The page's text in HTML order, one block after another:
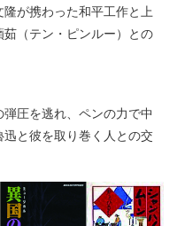
が携わった和平工作と上
（テン・ピンルー）との
圧を逃れ、ペンの力で中
と彼を取り巻く人との交